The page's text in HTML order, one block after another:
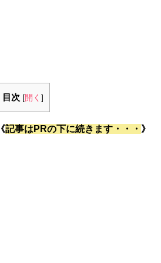
目次 [開く ]
《記事はPRの下に続きます・・・ 》